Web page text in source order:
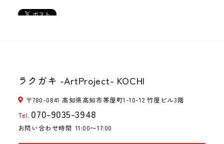
ラクガキ -ArtProject- KOCHI
〒780-0841 高知県高知市帯屋町1-10-12 竹屋ビル3階
Tel. 070-9035-3948
お問い合わせ時間 11:00〜17:00